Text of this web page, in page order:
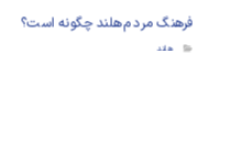
فرهنگ مردم هلند چگونه است؟
هلند